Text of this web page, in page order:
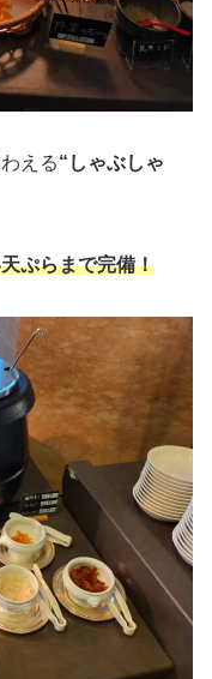
える“しゃぶしゃ
ぷらまで完備！